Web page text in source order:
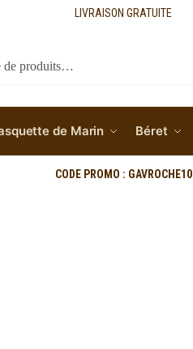
LIVRAISON GRATUITE
de Marin Béret
CODE PROMO : GAVROCHE10